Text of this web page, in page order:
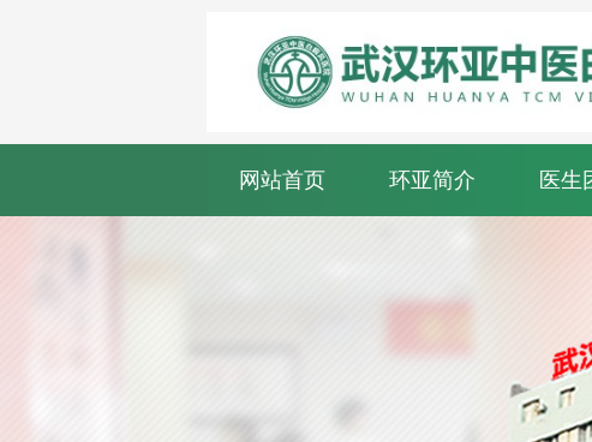
网站首页 环亚简介 医生